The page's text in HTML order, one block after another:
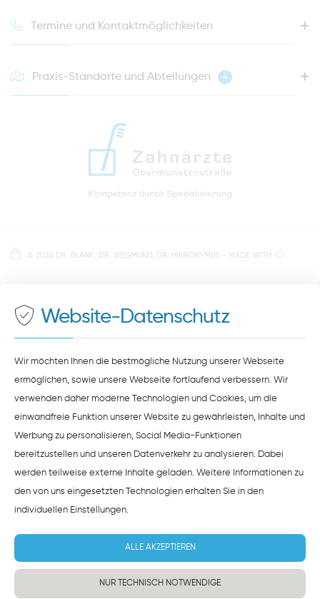
Termine und Kontaktmöglichkeiten
info@zahnaerzte-in-regensburg.de
Praxis-Standorte und Abteilungen 4
zustimmen.
ZUSTIMMEN
HINWEISE ZUM DATENSCHUTZ
© 2026 DR. BLANK, DR. SIEGMUND, DR. HIERONYMUS - MADE WITH
Website-Datenschutz
Wir möchten Ihnen die bestmögliche Nutzung unserer Webseite
ermöglichen, sowie unsere Webseite fortlaufend verbessern. Wir
verwenden daher moderne Technologien und Cookies, um die
einwandfreie Funktion unserer Website zu gewährleisten, Inhalte und
Werbung zu personalisieren, Social Media-Funktionen
bereitzustellen und unseren Datenverkehr zu analysieren. Dabei
werden teilweise externe Inhalte geladen. Weitere Informationen zu
den von uns eingesetzten Technologien erhalten Sie in den
individuellen Einstellungen.
ALLE AKZEPTIEREN
NUR TECHNISCH NOTWENDIGE